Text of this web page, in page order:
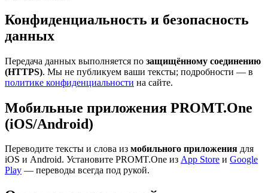
Конфиденциальность и безопасность
данных
Передача данных выполняется по защищённому соединению
(HTTPS). Мы не публикуем ваши тексты; подробности — в
политике конфиденциальности на сайте.
Мобильные приложения PROMT.One
(iOS/Android)
Переводите тексты и слова из мобильного приложения для
iOS и Android. Установите PROMT.One из App Store и Google
Play — переводы всегда под рукой.